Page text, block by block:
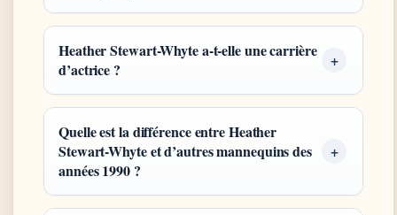
Heather Stewart-Whyte a-t-elle une carrière
d’actrice ?
Quelle est la différence entre Heather
Stewart-Whyte et d’autres mannequins des
années 1990 ?